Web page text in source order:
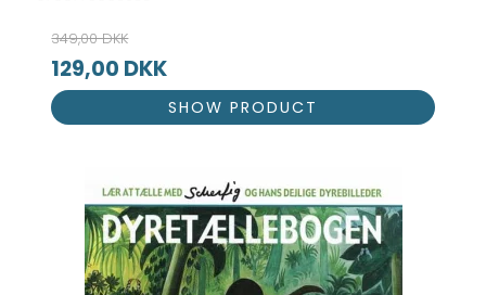
349,00 DKK
129,00 DKK
SHOW PRODUCT